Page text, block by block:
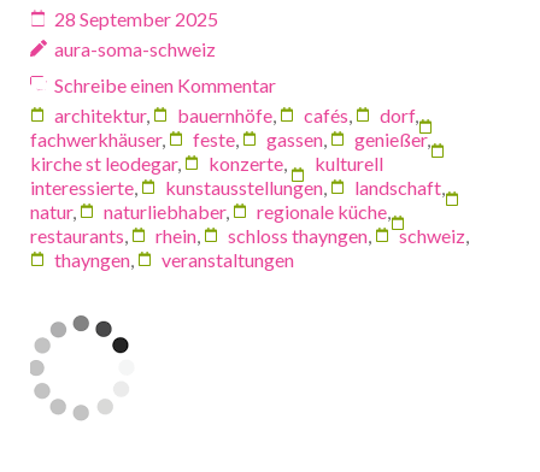
28 September 2025
aura-soma-schweiz
Schreibe einen Kommentar
architektur, bauernhöfe cafés dorf,
fachwerkhäuser, feste gassen genießer,
kirche st leodegar, konzerte
kulturell
interessierte
kunstausstellungen landschaft
natur, naturliebhaber, regionale küche
restaurants
rhein schloss thayngen schweiz
thayngen
veranstaltungen